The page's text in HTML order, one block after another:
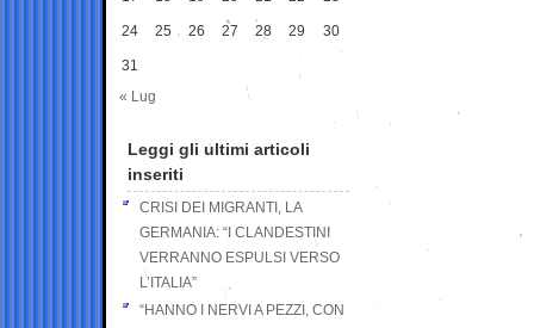
24 25 26 27 28 29 30
31
« Lug
Leggi gli ultimi articoli
inseriti
CRISI DEI MIGRANTI, LA
GERMANIA: “I CLANDESTINI
VERRANNO ESPULSI VERSO
L’ITALIA”
“HANNO I NERVI A PEZZI, CON